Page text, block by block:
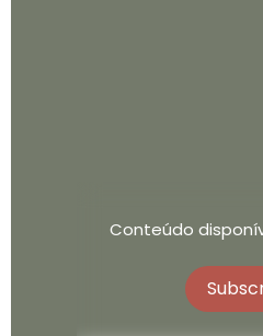
Conteúdo